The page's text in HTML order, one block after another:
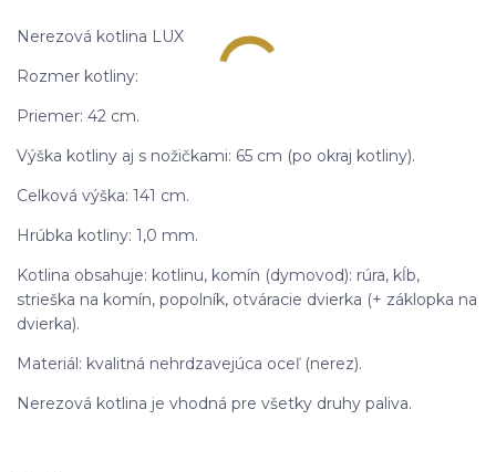
Nerezová kotlina LUX
Rozmer kotliny:
Priemer: 42 cm.
Výška kotliny aj s nožičkami: 65 cm (po okraj kotliny).
Celková výška: 141 cm.
Hrúbka kotliny: 1,0 mm.
Kotlina obsahuje: kotlinu, komín (dymovod): rúra, kĺb,
strieška na komín, popolník, otváracie dvierka (+ záklopka na
dvierka).
Materiál: kvalitná nehrdzavejúca oceľ (nerez).
Nerezová kotlina je vhodná pre všetky druhy paliva.